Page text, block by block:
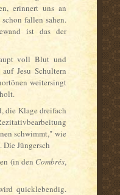
erinnert uns an
fallen sahen.
ist das der
voll Blut und
Jesu Schultern
weitersingt
die Klage dreifach
schwimmt," wie
Jüngersch
(in den Combrés,
quicklebendig.